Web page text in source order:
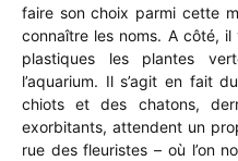
faire son choix parmi cette
connaître les noms. A côté,
plastiques les plantes
l’aquarium. Il s’agit en fait
chiots et des chatons,
exorbitants, attendent un
rue des fleuristes – où l’on